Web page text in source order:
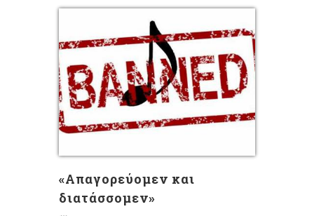
«Απαγορεύομεν και
διατάσσομεν»